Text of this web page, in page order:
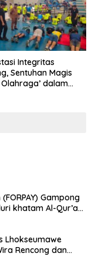
Integritas
Sentuhan Magis
dalam
Gampong
khatam Al-Qur’an
Lhokseumawe
Rencong dan